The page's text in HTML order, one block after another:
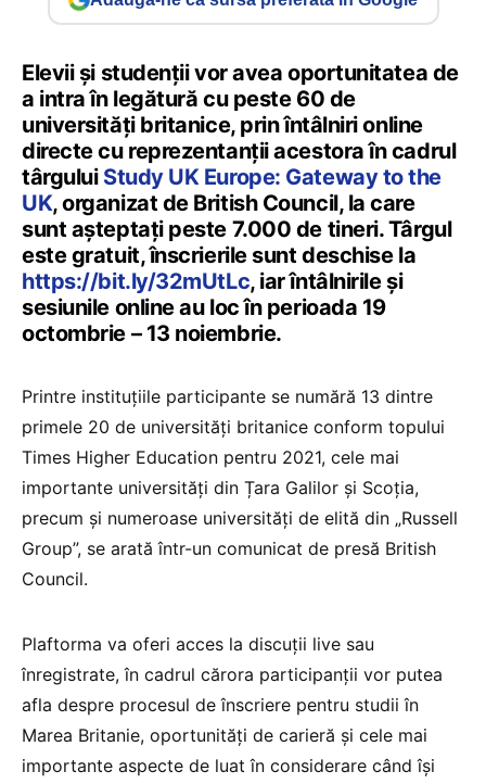
Elevii și studenții vor avea oportunitatea de
a intra în legătură cu peste 60 de
universități britanice, prin întâlniri online
directe cu reprezentanții acestora în cadrul
târgului Study UK Europe: Gateway to the
UK, organizat de British Council, la care
sunt așteptați peste 7.000 de tineri. Târgul
este gratuit, înscrierile sunt deschise la
https://bit.ly/32mUtLc, iar întâlnirile și
sesiunile online au loc în perioada 19
octombrie – 13 noiembrie.
Printre instituțiile participante se numără 13 dintre
primele 20 de universități britanice conform topului
Times Higher Education pentru 2021, cele mai
importante universități din Țara Galilor și Scoția,
precum și numeroase universități de elită din „Russell
Group”, se arată într-un comunicat de presă British
Council.
Plaftorma va oferi acces la discuții live sau
înregistrate, în cadrul cărora participanții vor putea
afla despre procesul de înscriere pentru studii în
Marea Britanie, oportunități de carieră și cele mai
importante aspecte de luat în considerare când își